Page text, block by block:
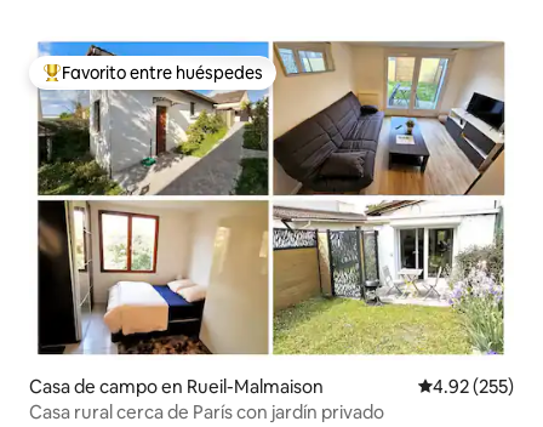
Favorito entre huéspedes preferido
Favorito entre huéspedes
Casa de campo en Rueil-Malmaison Calificación
4.92 (255)
Casa rural cerca de París con jardín privado